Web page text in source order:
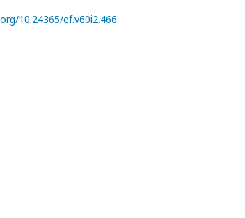
10.24365/ef.v60i2.466